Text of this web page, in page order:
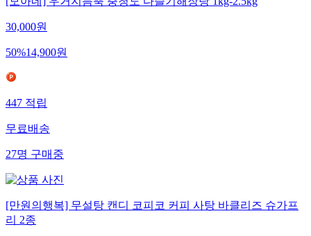
[모아네] 우거지듬뿍 충청도 다슬기해장탕 1kg-2.5kg
30,000원
50%14,900원
447적립
무료배송
27명구매중
[만원의행복] 무설탕 캔디 코피코 커피 사탕 바클리즈 슈가프
리 2종